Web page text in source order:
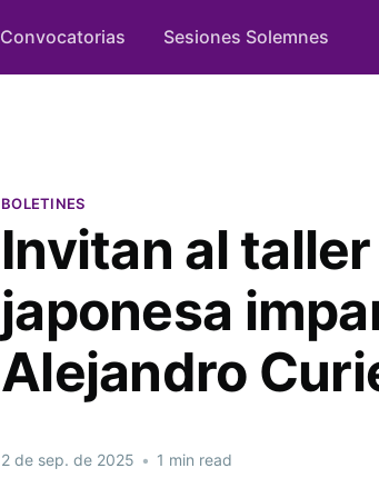
Convocatorias Sesiones Solemnes
BOLETINES
Invitan al
japonesa
Alejandro
2 de sep. de 2025 • 1 min read